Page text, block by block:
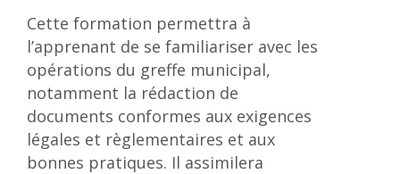
Cette formation permettra à
l’apprenant de se familiariser avec les
opérations du greffe municipal,
notamment la rédaction de
documents conformes aux exigences
légales et règlementaires et aux
bonnes pratiques. Il assimilera